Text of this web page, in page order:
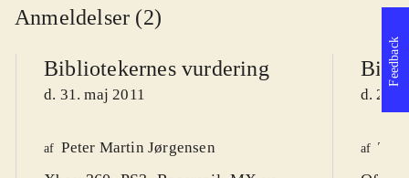
Anmeldelser (2)
Bibliotekernes vurdering
d. 31. maj 2011
af Peter Martin Jørgensen
d. 24.
af
Feedback